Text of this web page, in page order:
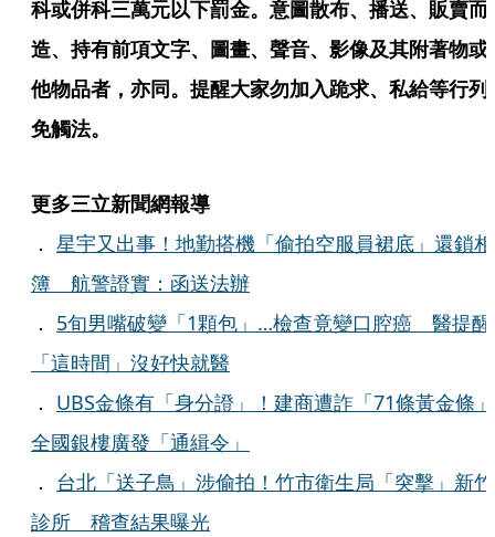
科或併科三萬元以下罰金。意圖散布、播送、販賣而
造、持有前項文字、圖畫、聲音、影像及其附著物或
他物品者，亦同。提醒大家勿加入跪求、私給等行列
免觸法。
更多三立新聞網報導
． 星宇又出事！地勤搭機「偷拍空服員裙底」還鎖相
簿 航警證實：函送法辦
． 5旬男嘴破變「1顆包」…檢查竟變口腔癌 醫提醒
「這時間」沒好快就醫
． UBS金條有「身分證」！建商遭詐「71條黃金條」
全國銀樓廣發「通緝令」
． 台北「送子鳥」涉偷拍！竹市衛生局「突擊」新竹
診所 稽查結果曝光